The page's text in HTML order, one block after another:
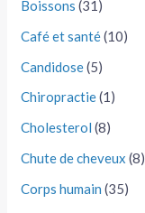
Boissons (31)
Café et santé(10)
Candidose(5)
Chiropractie(1)
Cholesterol (8)
Chute de cheveux (8)
Corps humain (35)